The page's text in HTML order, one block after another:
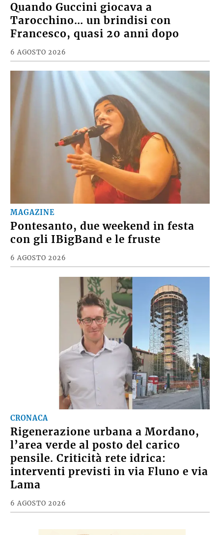
Quando Guccini giocava a
Tarocchino… un brindisi con
Francesco, quasi 20 anni dopo
6 AGOSTO 2026
MAGAZINE
Pontesanto, due weekend in festa
con gli IBigBand e le fruste
6 AGOSTO 2026
CRONACA
Rigenerazione urbana a Mordano,
l’area verde al posto del carico
pensile. Criticità rete idrica:
interventi previsti in via Fluno e via
Lama
6 AGOSTO 2026